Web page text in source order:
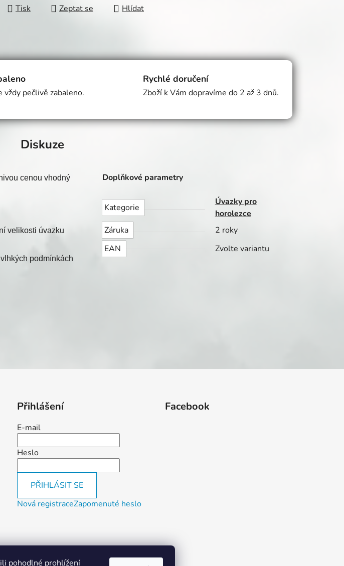
pohodlné prohlížení
Tisk Zeptat se Hlídat
vždy pečlivě zabaleno.
Rychlé doručení
Zboží k Vám dopravíme do 2 až 3 dnů.
Diskuze
cenou vhodný
velikosti úvazku
podmínkách
Doplňkové parametry
Kategorie
Úvazky pro
horolezce
Záruka
2 roky
EAN
Zvolte variantu
Přihlášení
E-mail
Heslo
PŘIHLÁSIT SE
Nová registraceZapomenuté heslo
Facebook